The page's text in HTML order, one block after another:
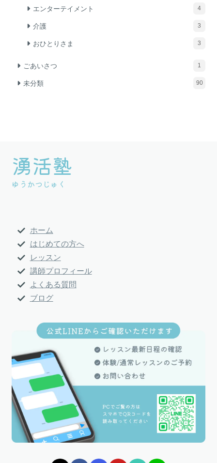
エンターテイメント 4
介護 3
おひとりさま 3
ごあいさつ 1
未分類 90
湧活塾
ゆうかつじゅく
グ
ル
ー
ホーム
はじめての方へ
レッスン
講師プロフィール
よくある質問
ブログ